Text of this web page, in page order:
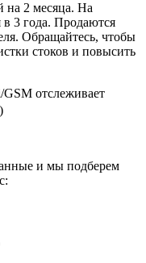
на 2 месяца. На
в 3 года. Продаются
Обращайтесь, чтобы
стоков и повысить
отслеживает
и мы подберем